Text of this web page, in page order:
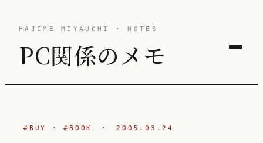
HAJIME MIYAUCHI · NOTES
PC関係のメモ
#BUY ·#BOOK · 2005.03.24